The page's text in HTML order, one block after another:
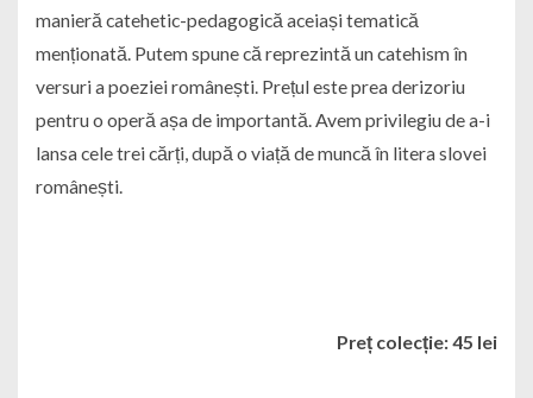
manieră catehetic-pedagogică aceiași tematică
menționată. Putem spune că reprezintă un catehism în
versuri a poeziei românești. Prețul este prea derizoriu
pentru o operă așa de importantă. Avem privilegiu de a-i
lansa cele trei cărți, după o viață de muncă în litera slovei
românești.
Preț colecție: 45 lei